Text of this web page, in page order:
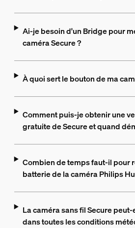
Ai-je besoin d'un Bridge pour
caméra Secure ?
À quoi sert le bouton de ma
Comment puis-je obtenir une
gratuite de Secure et quand
Combien de temps faut-il pour
batterie de la caméra Philips
La caméra sans fil Secure
dans toutes les conditions